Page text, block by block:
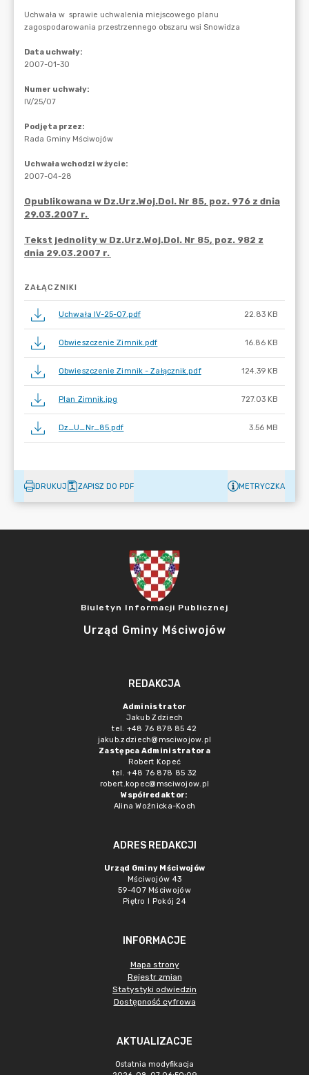
ZAŁĄCZNIKI
Uchwała IV-25-07.pdf 22.83 KB
Obwieszczenie Zimnik.pdf 16.86 KB
Obwieszczenie Zimnik - Załącznik.pdf 124.39 KB
Plan Zimnik.jpg 727.03 KB
Dz_U_Nr_85.pdf 3.56 MB
DRUKUJ ZAPISZ DO PDF METRYCZKA
Biuletyn Informacji Publicznej
Urząd Gminy Mściwojów
REDAKCJA
Administrator
Jakub Zdziech
tel. +48 76 878 85 42
jakub.zdziech@msciwojow.pl
Zastępca Administratora
Robert Kopeć
tel. +48 76 878 85 32
robert.kopec@msciwojow.pl
Współredaktor:
Alina Woźnicka-Koch
ADRES REDAKCJI
Urząd Gminy Mściwojów
Mściwojów 43
59-407 Mściwojów
Piętro I Pokój 24
INFORMACJE
Mapa strony
Rejestr zmian
Statystyki odwiedzin
Dostępność cyfrowa
AKTUALIZACJE
Ostatnia modyfikacja